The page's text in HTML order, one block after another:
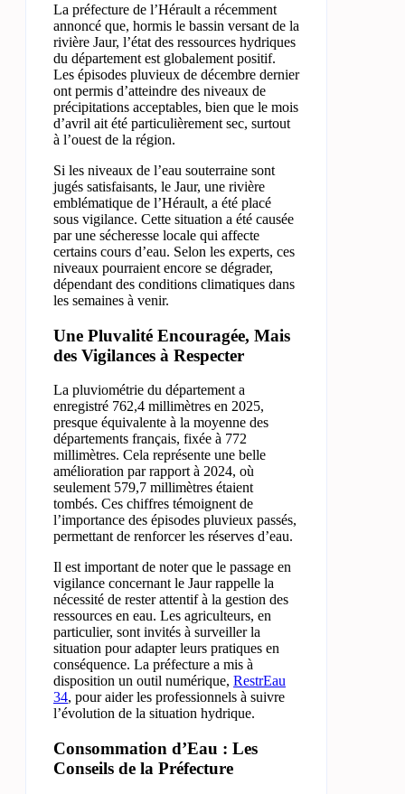
La préfecture de l’Hérault a récemment
annoncé que, hormis le bassin versant de la
rivière Jaur, l’état des ressources hydriques
du département est globalement positif.
Les épisodes pluvieux de décembre dernier
ont permis d’atteindre des niveaux de
précipitations acceptables, bien que le mois
d’avril ait été particulièrement sec, surtout
à l’ouest de la région.
Si les niveaux de l’eau souterraine sont
jugés satisfaisants, le Jaur, une rivière
emblématique de l’Hérault, a été placé
sous vigilance. Cette situation a été causée
par une sécheresse locale qui affecte
certains cours d’eau. Selon les experts, ces
niveaux pourraient encore se dégrader,
dépendant des conditions climatiques dans
les semaines à venir.
Une Pluvalité Encouragée, Mais
des Vigilances à Respecter
La pluviométrie du département a
enregistré 762,4 millimètres en 2025,
presque équivalente à la moyenne des
départements français, fixée à 772
millimètres. Cela représente une belle
amélioration par rapport à 2024, où
seulement 579,7 millimètres étaient
tombés. Ces chiffres témoignent de
l’importance des épisodes pluvieux passés,
permettant de renforcer les réserves d’eau.
Il est important de noter que le passage en
vigilance concernant le Jaur rappelle la
nécessité de rester attentif à la gestion des
ressources en eau. Les agriculteurs, en
particulier, sont invités à surveiller la
situation pour adapter leurs pratiques en
conséquence. La préfecture a mis à
disposition un outil numérique, RestrEau
34, pour aider les professionnels à suivre
l’évolution de la situation hydrique.
Consommation d’Eau : Les
Conseils de la Préfecture